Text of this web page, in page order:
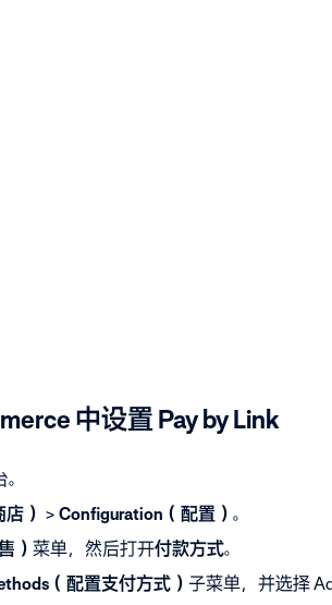
中设置 Pay by Link
） > Configuration（配置） 。
） 菜单，然后打开付款方式。
（配置支付方式） 子菜单，并选择